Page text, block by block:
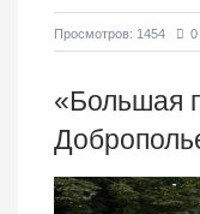
Просмотров: 1454 0
«Большая